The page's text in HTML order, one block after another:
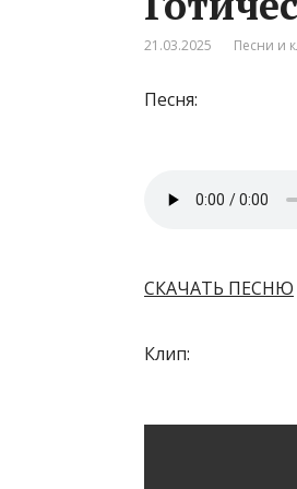
21.03.2025 Песни и
Песня:
СКАЧАТЬ ПЕСНЮ
Клип: